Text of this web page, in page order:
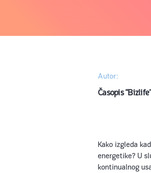
Autor:
Časopis
Kako izgleda
energetike? U
kontinualnog